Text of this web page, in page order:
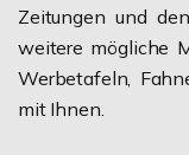
Zeitungen und den
weitere mögliche
Werbetafeln,
mit Ihnen.